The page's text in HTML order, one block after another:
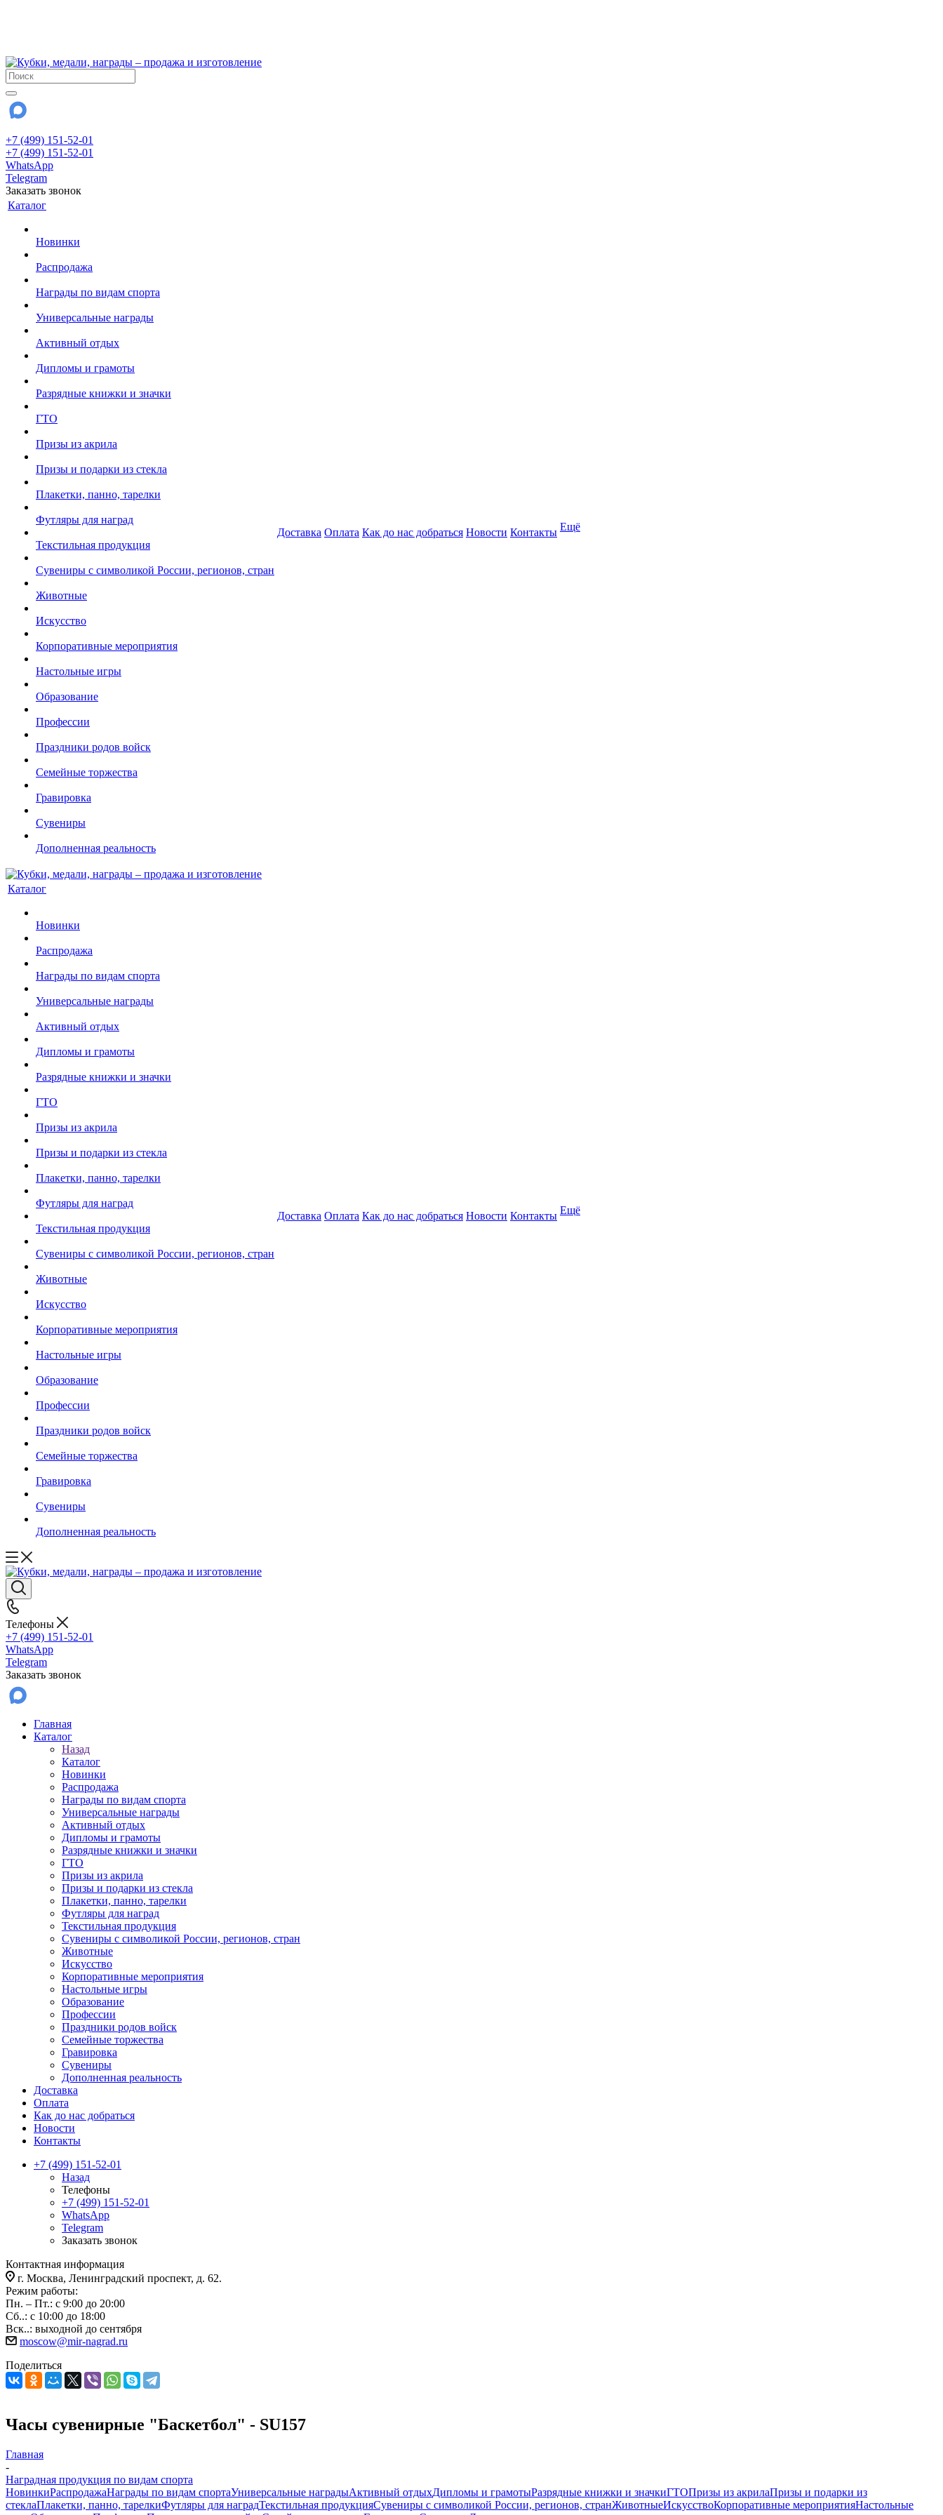
+7 (499) 151-52-01
+7 (499) 151-52-01
WhatsApp
Telegram
Заказать звонок
Каталог
Новинки
Распродажа
Награды по видам спорта
Универсальные награды
Активный отдых
Дипломы и грамоты
Разрядные книжки и значки
ГТО
Призы из акрила
Призы и подарки из стекла
Плакетки, панно, тарелки
Футляры для наград
Текстильная продукция
Сувениры с символикой России, регионов, стран
Животные
Искусство
Корпоративные мероприятия
Настольные игры
Образование
Профессии
Праздники родов войск
Семейные торжества
Гравировка
Сувениры
Дополненная реальность
Доставка Оплата Как до нас добраться Новости Контакты Ещё
Каталог
Новинки
Распродажа
Награды по видам спорта
Универсальные награды
Активный отдых
Дипломы и грамоты
Разрядные книжки и значки
ГТО
Призы из акрила
Призы и подарки из стекла
Плакетки, панно, тарелки
Футляры для наград
Текстильная продукция
Сувениры с символикой России, регионов, стран
Животные
Искусство
Корпоративные мероприятия
Настольные игры
Образование
Профессии
Праздники родов войск
Семейные торжества
Гравировка
Сувениры
Дополненная реальность
Доставка Оплата Как до нас добраться Новости Контакты Ещё
Телефоны
+7 (499) 151-52-01
WhatsApp
Telegram
Заказать звонок
Главная
Каталог
Назад
Каталог
Новинки
Распродажа
Награды по видам спорта
Универсальные награды
Активный отдых
Дипломы и грамоты
Разрядные книжки и значки
ГТО
Призы из акрила
Призы и подарки из стекла
Плакетки, панно, тарелки
Футляры для наград
Текстильная продукция
Сувениры с символикой России, регионов, стран
Животные
Искусство
Корпоративные мероприятия
Настольные игры
Образование
Профессии
Праздники родов войск
Семейные торжества
Гравировка
Сувениры
Дополненная реальность
Доставка
Оплата
Как до нас добраться
Новости
Контакты
+7 (499) 151-52-01
Назад
Телефоны
+7 (499) 151-52-01
WhatsApp
Telegram
Заказать звонок
Контактная информация
г. Москва, Ленинградский проспект, д. 62.
Режим работы:
Пн. – Пт.: с 9:00 до 20:00
Сб..: с 10:00 до 18:00
Вск..: выходной до сентября
moscow@mir-nagrad.ru
Поделиться
Часы сувенирные "Баскетбол" - SU157
Главная
-
Наградная продукция по видам спорта
НовинкиРаспродажаНаграды по видам спортаУниверсальные наградыАктивный отдыхДипломы и грамотыРазрядные книжки и значкиГТОПризы из акрилаПризы и подарки из
стеклаПлакетки, панно, тарелкиФутляры для наградТекстильная продукцияСувениры с символикой России, регионов, странЖивотныеИскусствоКорпоративные мероприятияНастольные